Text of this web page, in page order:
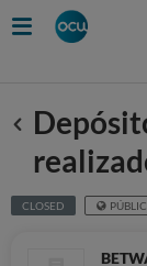
Anterior
CLOSED